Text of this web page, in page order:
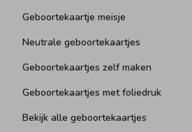
Geboortekaartje meisje
Neutrale geboortekaartjes
Geboortekaartjes zelf maken
Geboortekaartjes met foliedruk
Bekijk alle geboortekaartjes